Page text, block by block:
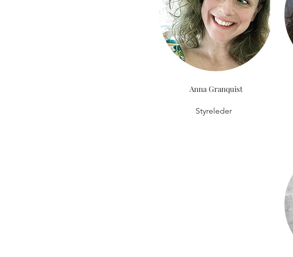
Anna Granquist
Styreleder